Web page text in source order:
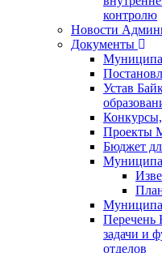
контролю
Новости
Документы
Устав
Проекты
Бюджет
задачи и
отделов